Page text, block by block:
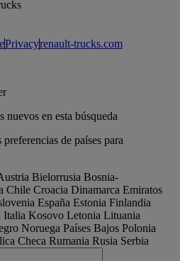
Privacyrenault-trucks.com
nuevos en esta búsqueda
de países para
Bielorrusia Bosnia-
Chile Croacia Dinamarca Emiratos
España Estonia Finlandia
Italia Kosovo Letonia Lituania
Noruega Países Bajos Polonia
Checa Rumania Rusia Serbia